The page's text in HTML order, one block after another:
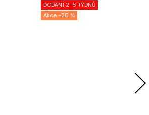
DODÁNÍ 2-6 TÝDNŮ
-20 %